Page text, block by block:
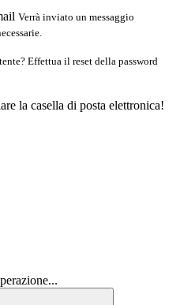
Verrà inviato un messaggio
Effettua il reset della password
la casella di posta elettronica!